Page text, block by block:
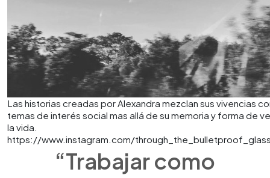
Las historias creadas por Alexandra mezclan sus vivencias
temas de interés social mas allá de su memoria y forma de
la vida.
https://www.instagram.com/
“Trabajar como